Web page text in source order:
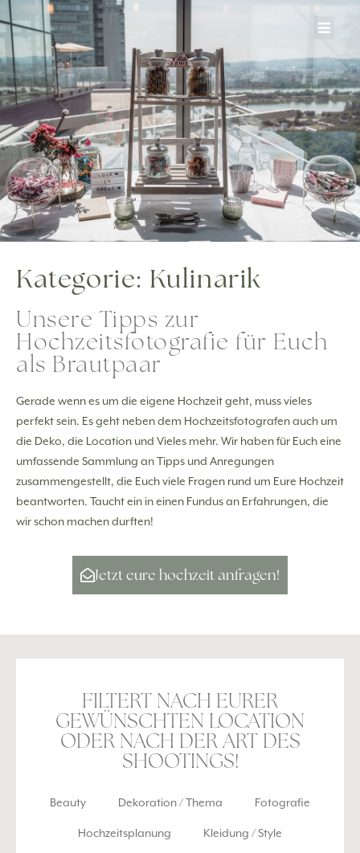
Zum
Inhalt
springen
Kategorie: Kulinarik
Unsere Tipps zur
Hochzeitsfotografie für Euch
als Brautpaar
Gerade wenn es um die eigene Hochzeit geht, muss vieles
perfekt sein. Es geht neben dem Hochzeitsfotografen auch um
die Deko, die Location und Vieles mehr. Wir haben für Euch eine
umfassende Sammlung an Tipps und Anregungen
zusammengestellt, die Euch viele Fragen rund um Eure Hochzeit
beantworten. Taucht ein in einen Fundus an Erfahrungen, die
wir schon machen durften!
Jetzt eure hochzeit anfragen!
FILTERT NACH EURER
GEWÜNSCHTEN LOCATION
ODER NACH DER ART DES
SHOOTINGS!
Beauty Dekoration / Thema Fotografie
Hochzeitsplanung Kleidung / Style